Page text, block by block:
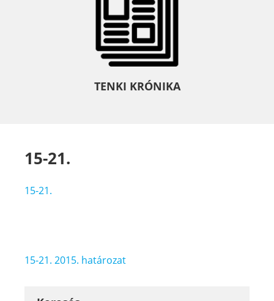
TENKI KRÓNIKA
15-21.
15-21.
Bejegyzés
15-21. 2015. határozat